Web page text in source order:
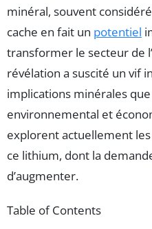
minéral, souvent
cache en fait un potentiel
transformer le secteur de
révélation a suscité un vif
implications minérales
environnemental et
explorent actuellement
ce lithium, dont la
d’augmenter.
Table of Contents